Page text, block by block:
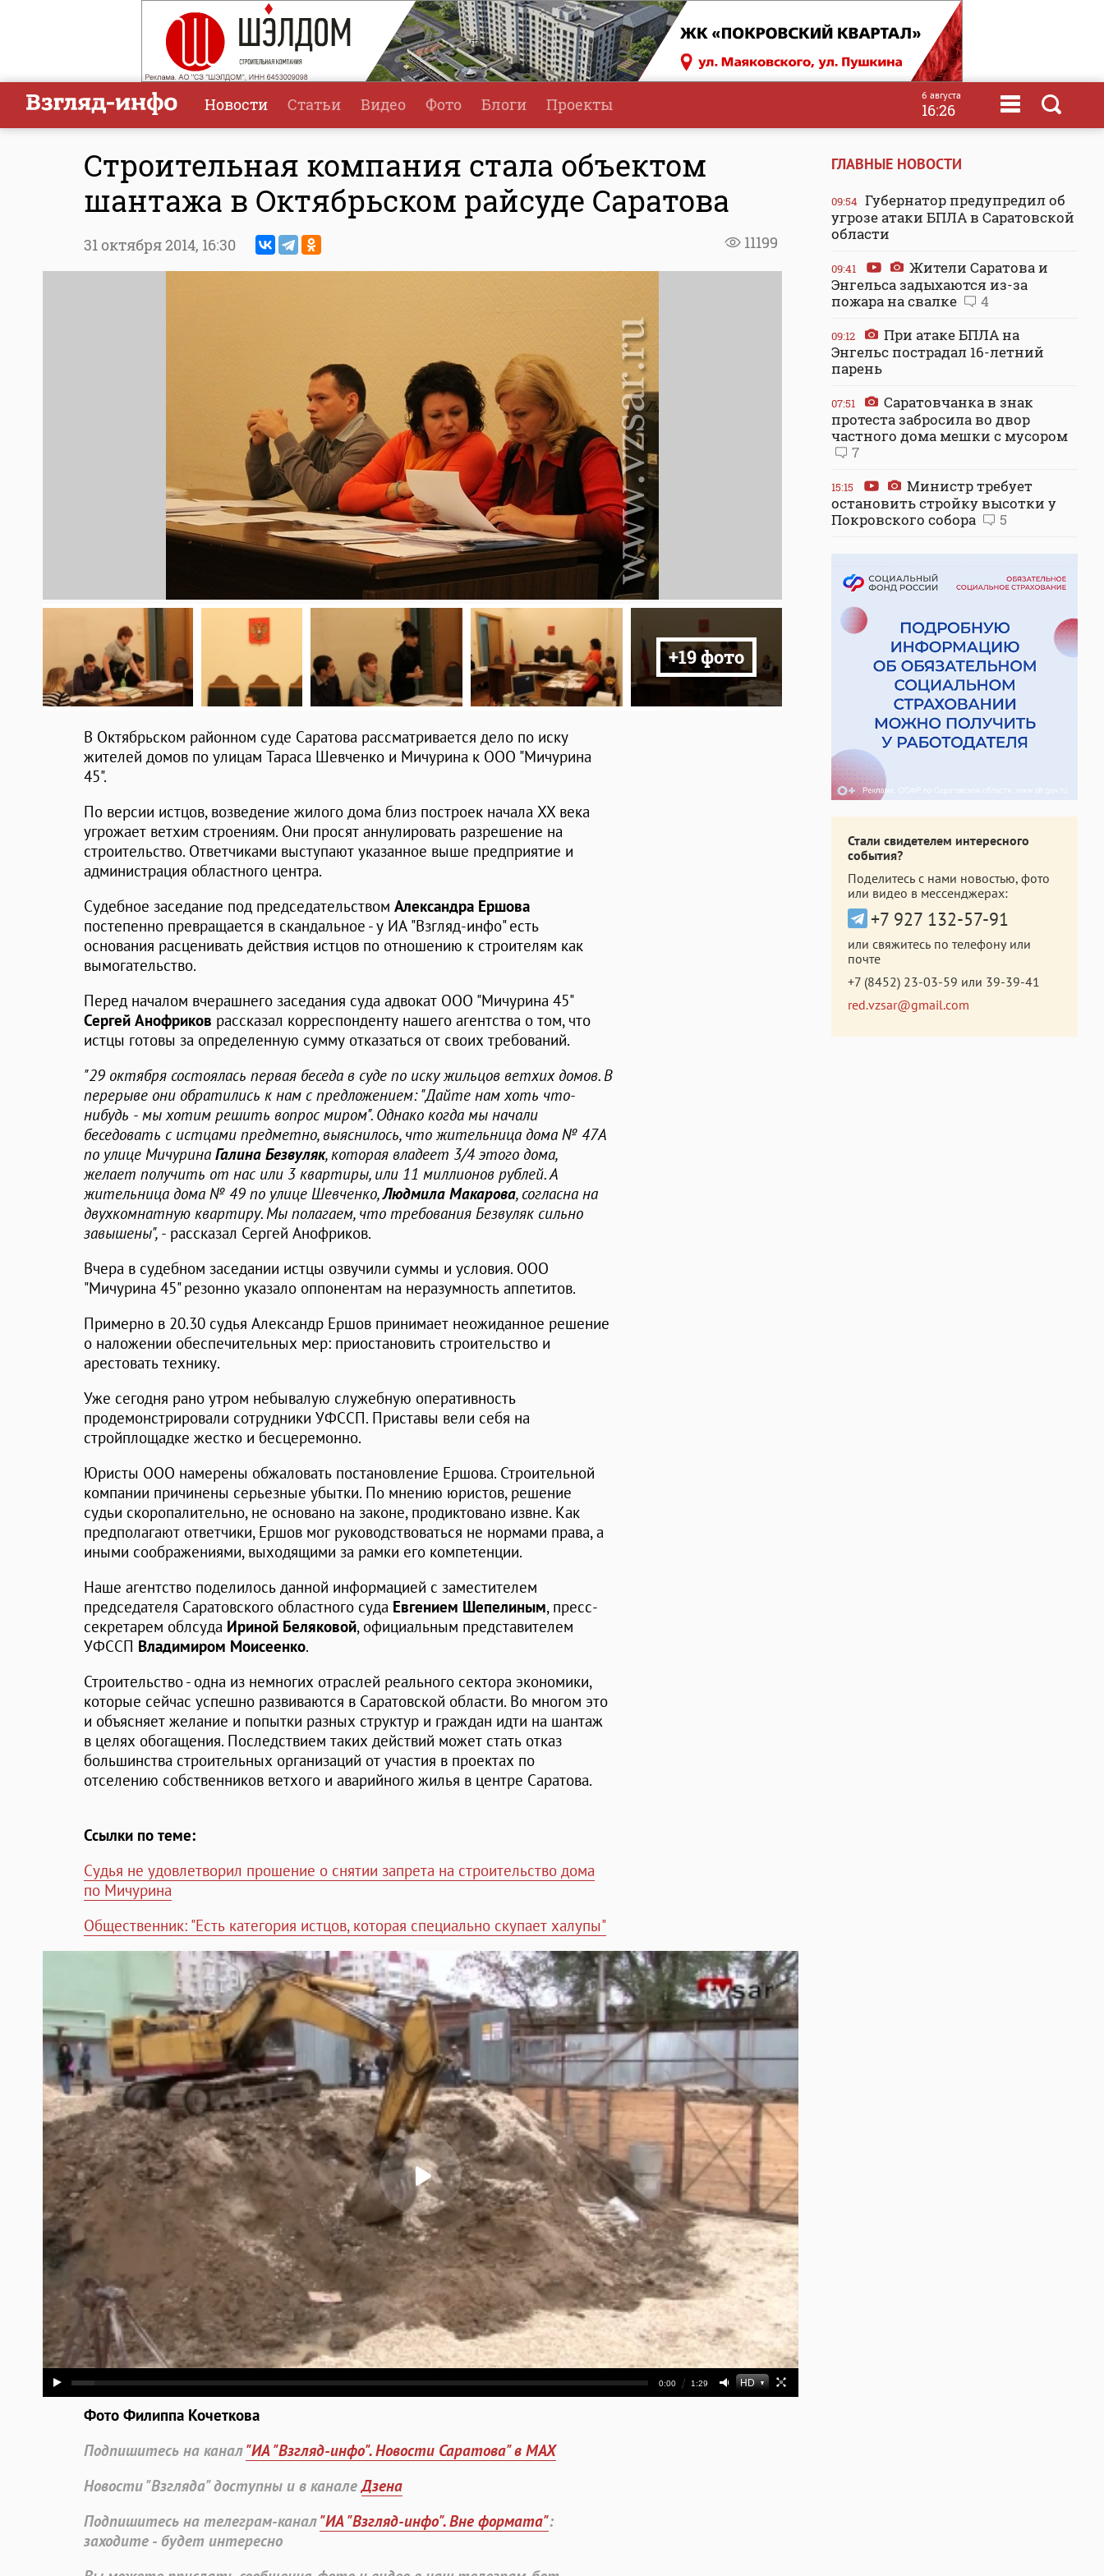
Новости Статьи Видео Фото Блоги Проекты 6 августа
16:26
Строительная компания стала объектом
шантажа в Октябрьском райсуде Саратова
11199
31 октября 2014, 16:30
+19 фото
В Октябрьском районном суде Саратова рассматривается дело по иску
жителей домов по улицам Тараса Шевченко и Мичурина к ООО "Мичурина
45".
По версии истцов, возведение жилого дома близ построек начала XX века
угрожает ветхим строениям. Они просят аннулировать разрешение на
строительство. Ответчиками выступают указанное выше предприятие и
администрация областного центра.
Судебное заседание под председательством Александра Ершова
постепенно превращается в скандальное - у ИА "Взгляд-инфо" есть
основания расценивать действия истцов по отношению к строителям как
вымогательство.
Перед началом вчерашнего заседания суда адвокат ООО "Мичурина 45"
Сергей Анофриков рассказал корреспонденту нашего агентства о том, что
истцы готовы за определенную сумму отказаться от своих требований.
"29 октября состоялась первая беседа в суде по иску жильцов ветхих домов. В
перерыве они обратились к нам с предложением: "Дайте нам хоть что-
нибудь - мы хотим решить вопрос миром". Однако когда мы начали
беседовать с истцами предметно, выяснилось, что жительница дома № 47А
по улице Мичурина Галина Безвуляк, которая владеет 3/4 этого дома,
желает получить от нас или 3 квартиры, или 11 миллионов рублей. А
жительница дома № 49 по улице Шевченко,Людмила Макарова, согласна на
двухкомнатную квартиру. Мы полагаем, что требования Безвуляк сильно
завышены", - рассказал Сергей Анофриков.
Вчера в судебном заседании истцы озвучили суммы и условия. ООО
"Мичурина 45" резонно указало оппонентам на неразумность аппетитов.
Примерно в 20.30 судья Александр Ершов принимает неожиданное решение
о наложении обеспечительных мер: приостановить строительство и
арестовать технику.
Уже сегодня рано утром небывалую служебную оперативность
продемонстрировали сотрудники УФССП. Приставы вели себя на
стройплощадке жестко и бесцеремонно.
Юристы ООО намерены обжаловать постановление Ершова. Строительной
компании причинены серьезные убытки. По мнению юристов, решение
судьи скоропалительно, не основано на законе, продиктовано извне. Как
предполагают ответчики, Ершов мог руководствоваться не нормами права, а
иными соображениями, выходящими за рамки его компетенции.
Наше агентство поделилось данной информацией с заместителем
председателя Саратовского областного суда Евгением Шепелиным, пресс-
секретарем облсуда Ириной Беляковой, официальным представителем
УФССП Владимиром Моисеенко.
Строительство - одна из немногих отраслей реального сектора экономики,
которые сейчас успешно развиваются в Саратовской области. Во многом это
и объясняет желание и попытки разных структур и граждан идти на шантаж
в целях обогащения. Последствием таких действий может стать отказ
большинства строительных организаций от участия в проектах по
отселению собственников ветхого и аварийного жилья в центре Саратова.
Ссылки по теме:
Судья не удовлетворил прошение о снятии запрета на строительство дома
по Мичурина
Общественник: "Есть категория истцов, которая специально скупает халупы"
Фото Филиппа Кочеткова
Подпишитесь на канал"ИА "Взгляд-инфо". Новости Саратова" в MAX
Новости "Взгляда" доступны и в каналеДзена
Подпишитесь на телеграм-канал"ИА "Взгляд-инфо". Вне формата":
заходите - будет интересно
ГЛАВНЫЕ НОВОСТИ
09:54 Губернатор предупредил об
угрозе атаки БПЛА в Саратовской
области
09:41
Жители Саратова и
Энгельса задыхаются из-за
пожара на свалке
4
09:12
При атаке БПЛА на
Энгельс пострадал 16-летний
парень
07:51
Саратовчанка в знак
протеста забросила во двор
частного дома мешки с мусором
7
15:15
Министр требует
остановить стройку высотки у
Покровского собора
5
Стали свидетелем интересного
события?
Поделитесь с нами новостью, фото
или видео в мессенджерах:
+7 927 132-57-91
или свяжитесь по телефону или
почте
+7 (8452) 23-03-59 или 39-39-41
red.vzsar@gmail.com